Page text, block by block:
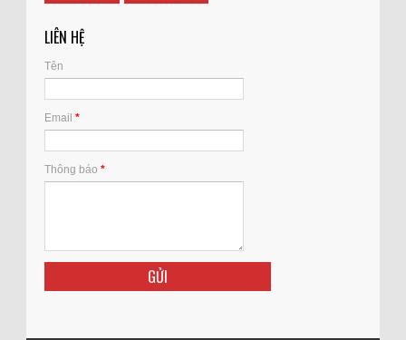
LIÊN HỆ
Tên
Email *
Thông báo *